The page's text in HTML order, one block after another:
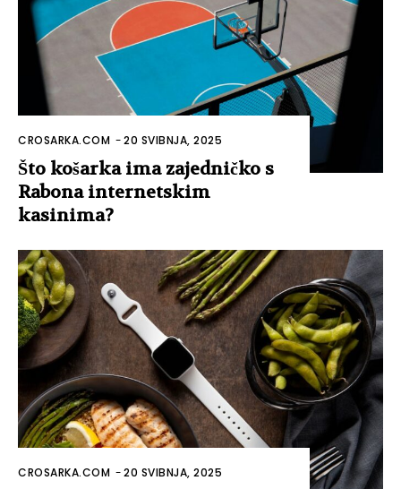
CROSARKA.COM -20 SVIBNJA, 2025
Što košarka ima zajedničko s
Rabona internetskim
kasinima?
CROSARKA.COM -20 SVIBNJA, 2025